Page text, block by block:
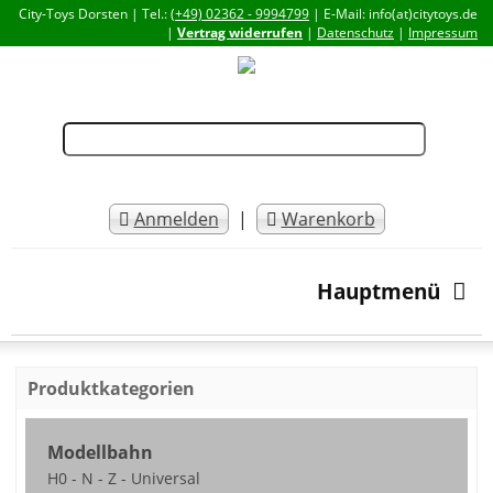
City-Toys Dorsten | Tel.:(+49) 02362 - 9994799 | E-Mail: info(at)citytoys.de
| Vertrag widerrufen | Datenschutz | Impressum
Anmelden | Warenkorb
Hauptmenü
Produktkategorien
Modellbahn
H0 - N - Z - Universal